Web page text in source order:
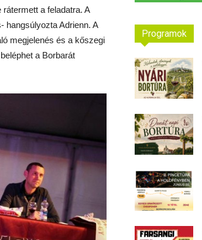
a feladatra. A
hangsúlyozta Adrienn. A
megjelenés és a kőszegi
a Borbarát
Programok